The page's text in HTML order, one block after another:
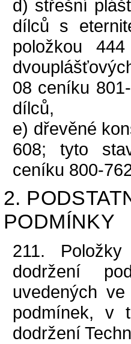
d) střešní
dílců s
položkou
08 ceníku
dílců,
e) dřevěné
608; tyto
ceníku 800-
2.
PODMÍNKY
211.
dodržení
uvedených
podmínek, v
dodržení